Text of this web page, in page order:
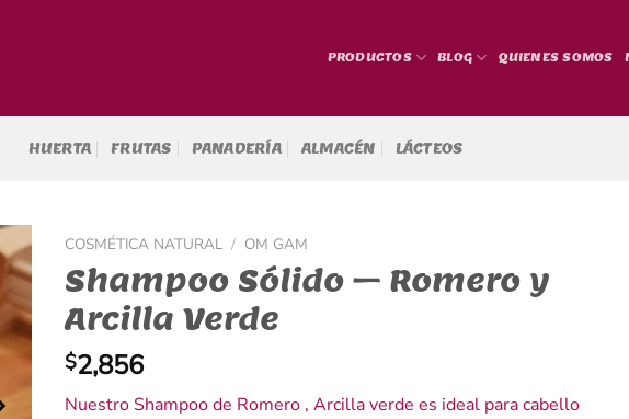
PRODUCTOS BLOG QUIENES SOMOS
HUERTA FRUTAS PANADERÍA ALMACÉN LÁCTEOS
COSMÉTICA NATURAL / OM GAM
Shampoo Sólido – Romero y
Arcilla Verde
$2,856
Nuestro Shampoo de Romero , Arcilla verde es ideal para cabello